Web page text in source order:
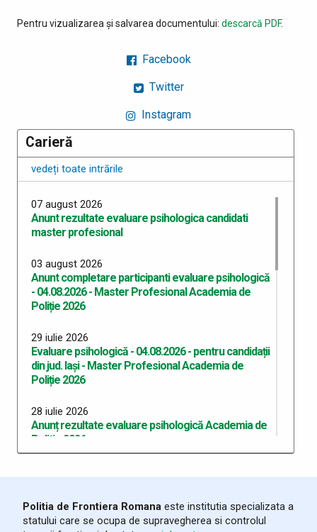
Pentru vizualizarea și salvarea documentului: descarcă PDF.
Facebook
Twitter
Instagram
Carieră
vedeți toate intrările
07 august 2026
Anunt rezultate evaluare psihologica candidati
master profesional
03 august 2026
Anunt completare participanti evaluare psihologică
- 04.08.2026 - Master Profesional Academia de
Poliție 2026
29 iulie 2026
Evaluare psihologică - 04.08.2026 - pentru candidații
din jud. Iași - Master Profesional Academia de
Poliție 2026
28 iulie 2026
Anunț rezultate evaluare psihologică Academia de
Politie 2026
din jud. Botoşani - Academia de Poliție 2026
Politia de Frontiera Romana este institutia specializata a
statului care se ocupa de supravegherea si controlul